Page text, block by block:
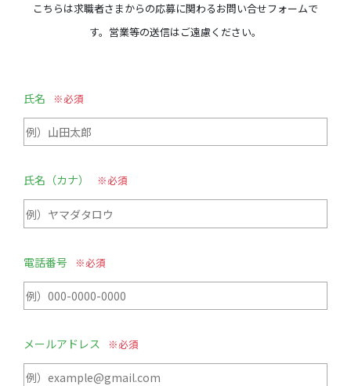
こちらは求職者さまからの応募に関わるお問い合せフォームで
す。営業等の送信はご遠慮ください。
氏名
氏名（カナ）
電話番号
メールアドレス